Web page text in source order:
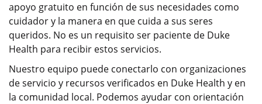
apoyo gratuito en función de sus necesidades como
cuidador y la manera en que cuida a sus seres
queridos. No es un requisito ser paciente de Duke
Health para recibir estos servicios.
Nuestro equipo puede conectarlo con organizaciones
de servicio y recursos verificados en Duke Health y en
la comunidad local. Podemos ayudar con orientación